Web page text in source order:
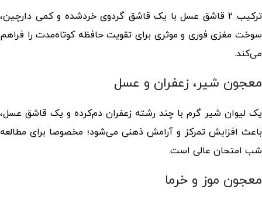
ترکیب ۲ قاشق عسل با یک قاشق گردوی خردشده و کمی دارچین،
سوخت مغزی فوری و موثری برای تقویت حافظه کوتاه‌مدت را فراهم
می‌کند.
معجون شیر، زعفران و عسل
یک لیوان شیر گرم با چند رشته زعفران دم‌کرده و یک قاشق عسل،
باعث افزایش تمرکز و آرامش ذهنی می‌شود؛ مخصوصا برای مطالعه
شب امتحان عالی است.
معجون موز و خرما